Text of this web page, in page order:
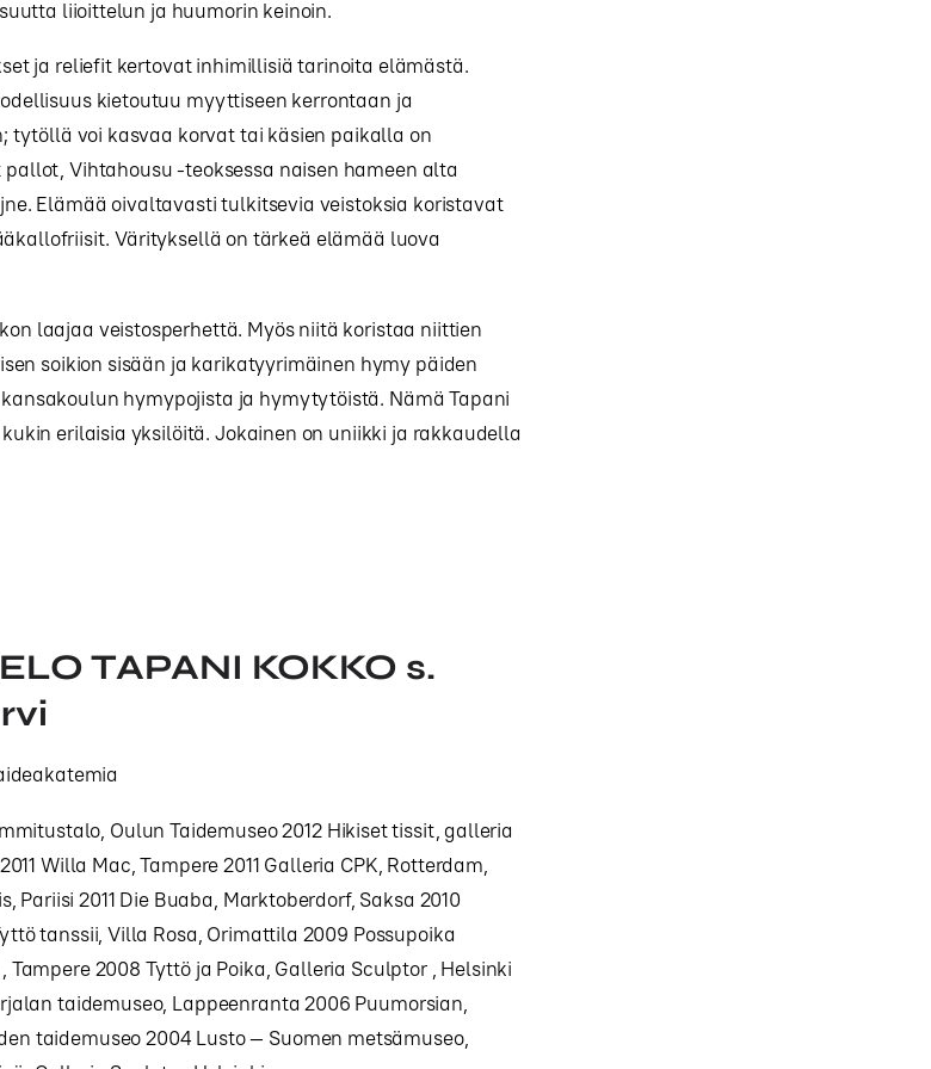
liioittelun ja huumorin keinoin.
ja reliefit kertovat inhimillisiä tarinoita elämästä.
kietoutuu myyttiseen kerrontaan ja
tytöllä voi kasvaa korvat tai käsien paikalla on
Vihtahousu -teoksessa naisen hameen alta
Elämää oivaltavasti tulkitsevia veistoksia koristavat
Värityksellä on tärkeä elämää luova
laajaa veistosperhettä. Myös niitä koristaa niittien
soikion sisään ja karikatyyrimäinen hymy päiden
hymypojista ja hymytytöistä. Nämä Tapani
erilaisia yksilöitä. Jokainen on uniikki ja rakkaudella
TAPANI KOKKO s.
Oulun Taidemuseo 2012 Hikiset tissit, galleria
Willa Mac, Tampere 2011 Galleria CPK, Rotterdam,
Pariisi 2011 Die Buaba, Marktoberdorf, Saksa 2010
tanssii, Villa Rosa, Orimattila 2009 Possupoika
2008 Tyttö ja Poika, Galleria Sculptor , Helsinki
taidemuseo, Lappeenranta 2006 Puumorsian,
taidemuseo 2004 Lusto — Suomen metsämuseo,